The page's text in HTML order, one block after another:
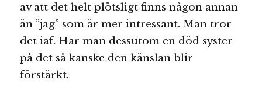
av att det helt plötsligt finns någon annan
än ”jag” som är mer intressant. Man tror
det iaf. Har man dessutom en död syster
på det så kanske den känslan blir
förstärkt.